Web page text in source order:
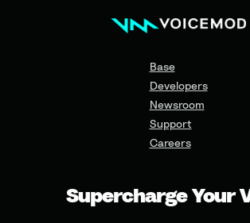
Base
Developers
Newsroom
Support
Careers
Supercharge Your